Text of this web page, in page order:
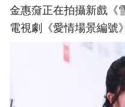
金惠奫正在拍攝新戲《
電視劇《愛情場景編號